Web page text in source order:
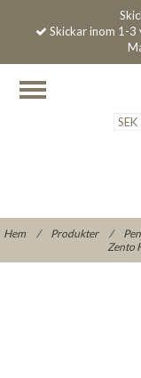
Skickar inom 1-3
Hem / Produkter /
Zento